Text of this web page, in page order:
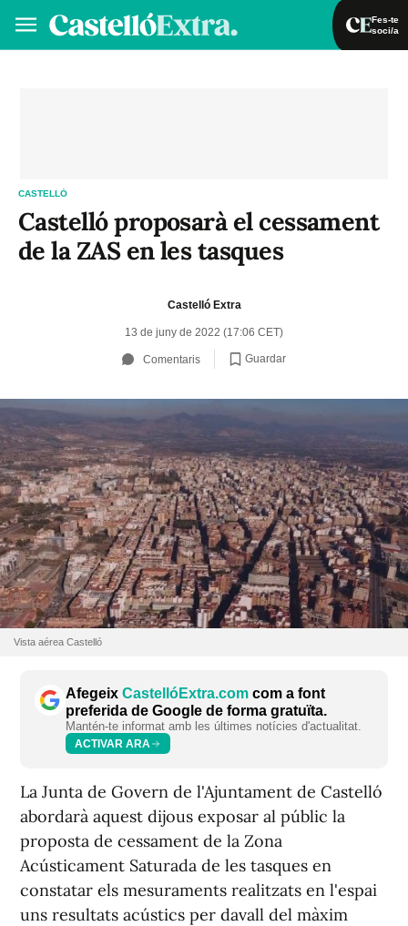
Fes-te
soci/a
CASTELLÓ
Castelló proposarà el cessament
de la ZAS en les tasques
Castelló Extra
13 de juny de 2022 (17:06 CET)
Comentaris Guardar
Vista aérea Castelló
Afegeix CastellóExtra.com com a font
preferida de Google de forma gratuïta.
Mantén-te informat amb les últimes notícies d'actualitat.
ACTIVAR ARA
La Junta de Govern de l'Ajuntament de Castelló
abordarà aquest dijous exposar al públic la
proposta de cessament de la Zona
Acústicament Saturada de les tasques en
constatar els mesuraments realitzats en l'espai
uns resultats acústics per davall del màxim